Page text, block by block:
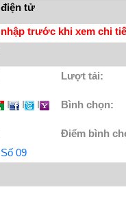
tử
trước khi xem chi
Lượt tải:
I I I Bình chọn:
Điểm bình
09